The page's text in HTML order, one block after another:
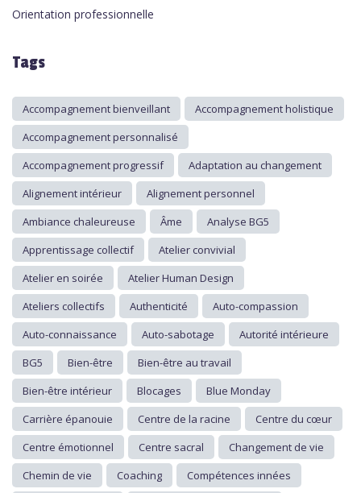
Orientation professionnelle
Tags
Accompagnement bienveillant
Accompagnement holistique
Accompagnement personnalisé
Accompagnement progressif
Adaptation au changement
Alignement intérieur
Alignement personnel
Ambiance chaleureuse
Âme
Analyse BG5
Apprentissage collectif
Atelier convivial
Atelier en soirée
Atelier Human Design
Ateliers collectifs
Authenticité
Auto-compassion
Auto-connaissance
Auto-sabotage
Autorité intérieure
BG5
Bien-être
Bien-être au travail
Bien-être intérieur
Blocages
Blue Monday
Carrière épanouie
Centre de la racine
Centre du cœur
Centre émotionnel
Centre sacral
Changement de vie
Chemin de vie
Coaching Compétences innées